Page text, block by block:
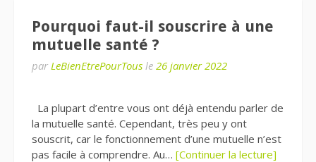
Pourquoi faut-il souscrire à une
mutuelle santé ?
par LeBienEtrePourTous le 26 janvier 2022
La plupart d’entre vous ont déjà entendu parler de
la mutuelle santé. Cependant, très peu y ont
souscrit, car le fonctionnement d’une mutuelle n’est
pas facile à comprendre. Au… [Continuer la lecture]